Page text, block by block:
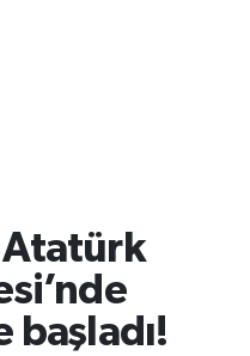
Atatürk
başladı!